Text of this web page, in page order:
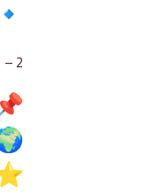
2 –